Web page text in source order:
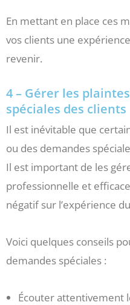
En mettant en place ces
vos clients une
revenir.
4 – Gérer les
spéciales des clients
Il est inévitable que
ou des demandes
Il est important de les
professionnelle et
négatif sur l’expérience
Voici quelques conseils
demandes spéciales :
Écouter attentivement